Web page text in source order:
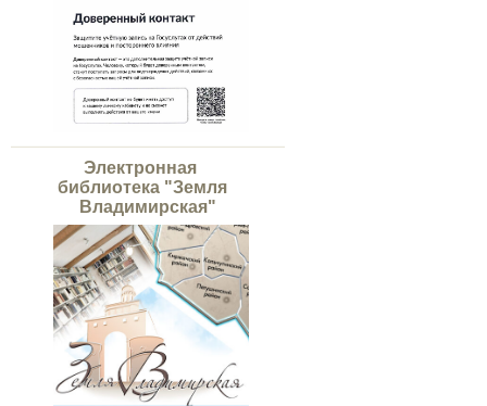
Электронная
библиотека "Земля
Владимирская"